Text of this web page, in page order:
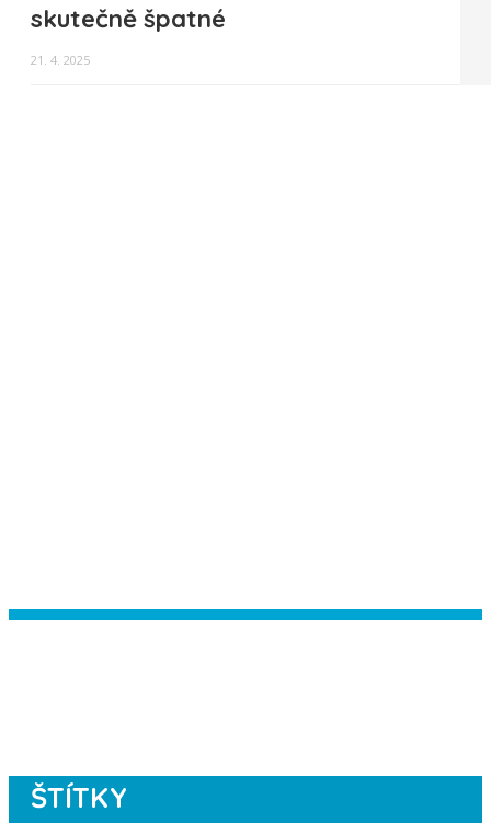
skutečně špatné
21. 4. 2025
ŠTÍTKY